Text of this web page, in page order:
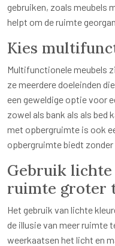
gebruiken, zoals meubels
helpt om de ruimte
Kies
Multifunctionele meubels
ze meerdere doeleinden
een geweldige optie voor
zowel als bank als als bed
met opbergruimte is ook
opbergruimte biedt zonder
Gebruik
ruimte groter
Het gebruik van lichte
de illusie van meer ruimte
weerkaatsen het licht en